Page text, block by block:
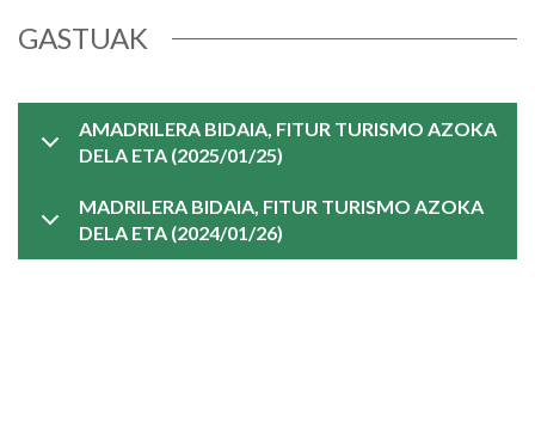
GASTUAK
AMADRILERA BIDAIA, FITUR TURISMO AZOKA
DELA ETA (2025/01/25)
MADRILERA BIDAIA, FITUR TURISMO AZOKA
DELA ETA (2024/01/26)